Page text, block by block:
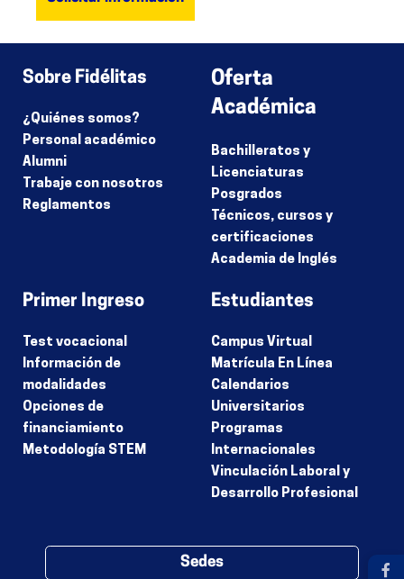
Sobre Fidélitas
¿Quiénes somos?
Personal académico
Alumni
Trabaje con nosotros
Reglamentos
Oferta
Académica
Bachilleratos y
Licenciaturas
Posgrados
Técnicos, cursos y
certificaciones
Academia de Inglés
Primer Ingreso
Test vocacional
Información de
modalidades
Opciones de
financiamiento
Metodología STEM
Estudiantes
Campus Virtual
Matrícula En Línea
Calendarios
Universitarios
Programas
Internacionales
Vinculación Laboral y
Desarrollo Profesional
Sedes